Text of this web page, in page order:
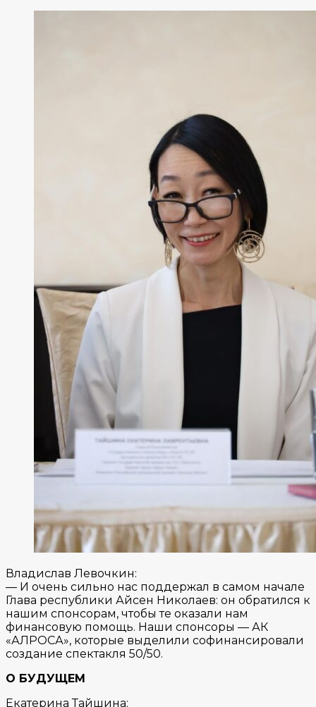
Владислав Левочкин:
— И очень сильно нас поддержал в самом начале
Глава республики Айсен Николаев: он обратился к
нашим спонсорам, чтобы те оказали нам
финансовую помощь. Наши спонсоры — АК
«АЛРОСА», которые выделили софинансировали
создание спектакля 50/50.
О БУДУЩЕМ
Екатерина Тайшина: